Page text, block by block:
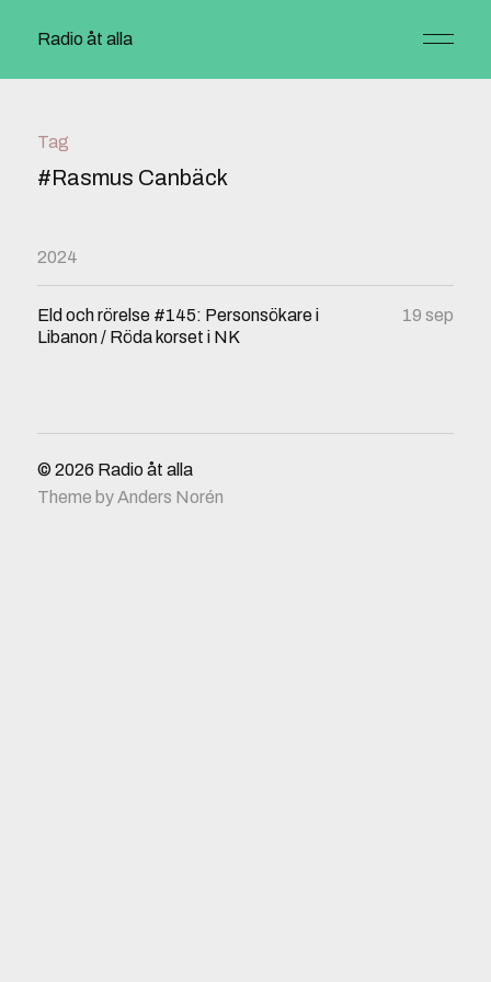
Radio åt alla
Tag
#Rasmus Canbäck
2024
Eld och rörelse #145: Personsökare i
Libanon / Röda korset i NK
19 sep
© 2026 Radio åt alla
Theme byAnders Norén